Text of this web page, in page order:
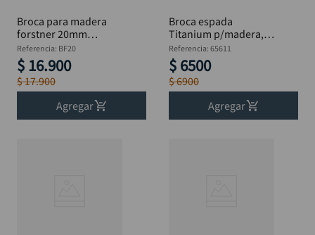
Broca para madera
forstner 20mm
DISCOVER
Referencia: BF20
$ 16.900
$17.900
Agregar
Broca espada
Titanium p/madera,
DISCOVER Blis 7/8 "
Referencia: 65611
$ 6500
$6900
Agregar